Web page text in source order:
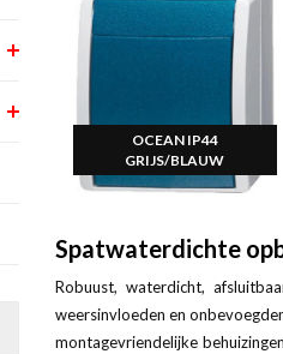
OCEAN IP44
GRIJS/BLAUW
Spatwaterdichte
Robuust, waterdicht,
weersinvloeden en
montagevriendelijke